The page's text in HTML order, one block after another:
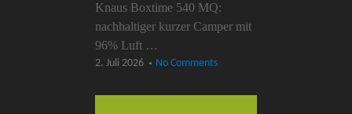
Knaus Boxtime 540 MQ:
nachhaltiger kurzer Camper mit
96% Luft …
2. Juli 2026 No Comments